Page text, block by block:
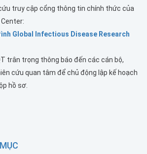
truy cập cổng thông tin chính thức của
Global Infectious Disease Research
trân trọng thông báo đến các cán bộ,
cứu quan tâm để chủ động lập kế hoạch
hồ sơ.